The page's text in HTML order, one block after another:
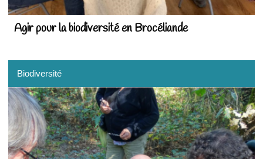
Agir pour la biodiversité en Brocéliande
Biodiversité